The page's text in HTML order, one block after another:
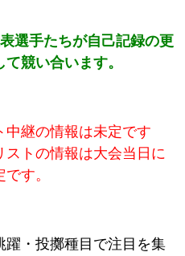
選手たちが自己記録の更
競い合います。
継の情報は未定です
ストの情報は大会当日に
す。
躍・投擲種目で注目を集